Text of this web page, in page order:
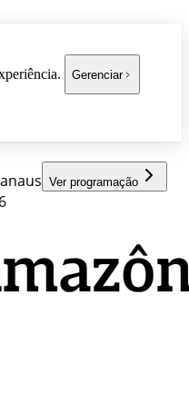
Gerenciar
Ver programação